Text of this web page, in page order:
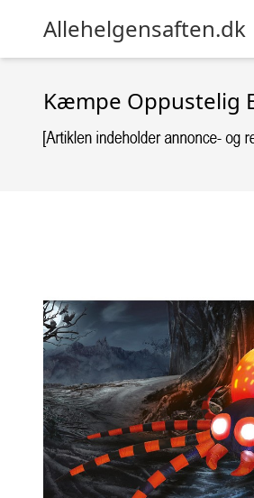
Allehelgensaften.dk
Kæmpe Oppustelig